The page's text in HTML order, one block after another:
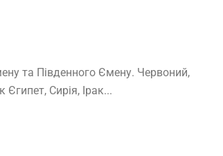
та Південного Ємену. Червоний,
Сирія, Ірак...